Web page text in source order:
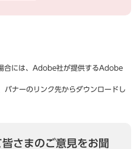
合には、Adobe社が提供するAdobe
ナーのリンク先からダウンロードし
さまのご意見をお聞